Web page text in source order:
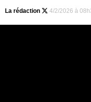
La rédaction 4/2/2026 à